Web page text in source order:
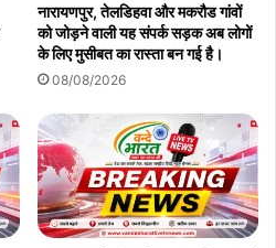
नारायणपुर, तेलडिहवा और मकरौड गांवों
को जोड़ने वाली यह संपर्क सड़क अब लोगों
के लिए मुसीबत का रास्ता बन गई है।
08/08/2026